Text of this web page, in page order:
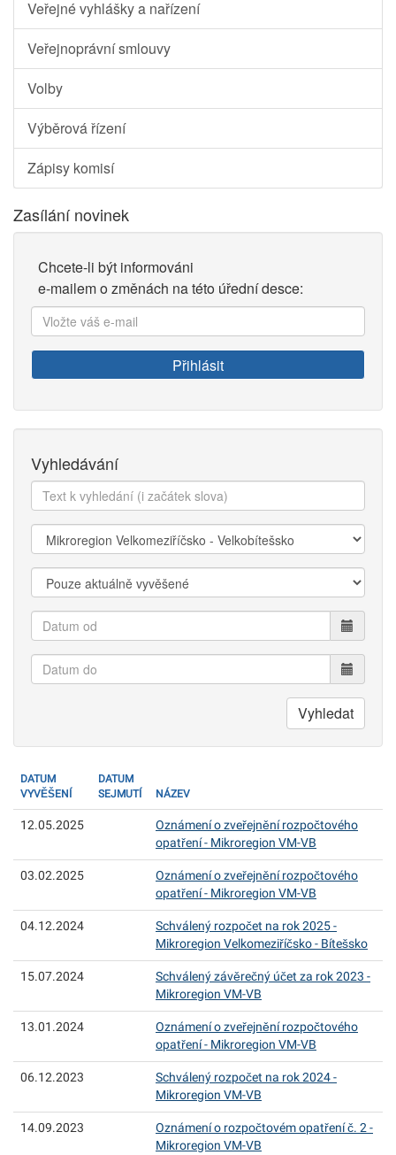
Veřejné vyhlášky a nařízení
Veřejnoprávní smlouvy
Volby
Výběrová řízení
Zápisy komisí
Zasílání novinek
Chcete-li být informováni
e-mailem o změnách na této úřední desce:
Vložte
váš
e-
mail:
Přihlásit
Vyhledávání
Text
k
vyhledání:
Kategorie:
Zobrazit:
Datum
od
Datum
do
Vyhledat
DATUM
VYVĚŠENÍ
DATUM
SEJMUTÍ
NÁZEV
12.05.2025
Oznámení o zveřejnění rozpočtového
opatření - Mikroregion VM-VB
03.02.2025
Oznámení o zveřejnění rozpočtového
opatření - Mikroregion VM-VB
04.12.2024
Schválený rozpočet na rok 2025 -
Mikroregion Velkomeziříčsko - Bítešsko
15.07.2024
Schválený závěrečný účet za rok 2023 -
Mikroregion VM-VB
13.01.2024
Oznámení o zveřejnění rozpočtového
opatření - Mikroregion VM-VB
06.12.2023
Schválený rozpočet na rok 2024 -
Mikroregion VM-VB
14.09.2023
Oznámení o rozpočtovém opatření č. 2 -
Mikroregion VM-VB